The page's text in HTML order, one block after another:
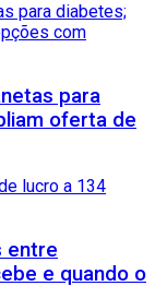
para
oferta de
entre
e quando o